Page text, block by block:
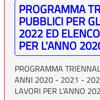
PROGRAMMA
PUBBLICI PER
2022 ED
PER L'ANNO
PROGRAMMA
ANNI 2020 - 2021 -
LAVORI PER L'ANNO